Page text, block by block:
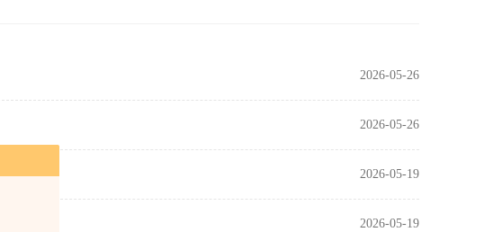
2026-05-26
2026-05-26
2026-05-19
2026-05-19